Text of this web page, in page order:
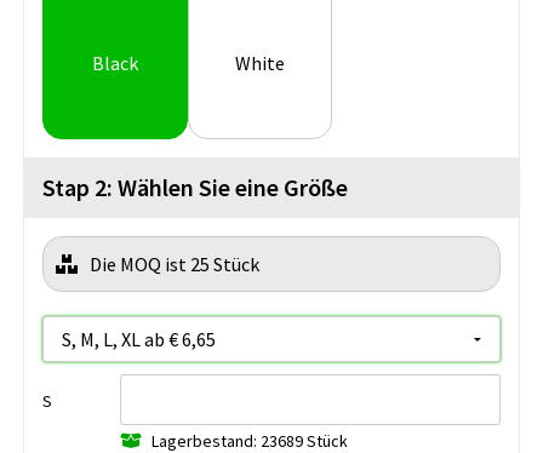
Black White
Stap 2: Wählen Sie eine Größe
Die MOQ ist 25 Stück
S
Lagerbestand: 23689 Stück